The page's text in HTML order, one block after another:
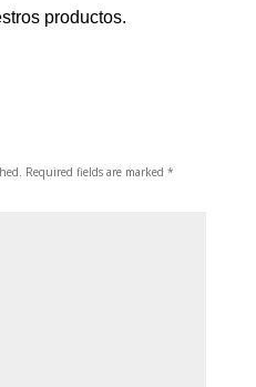
productos.
Required fields are marked *